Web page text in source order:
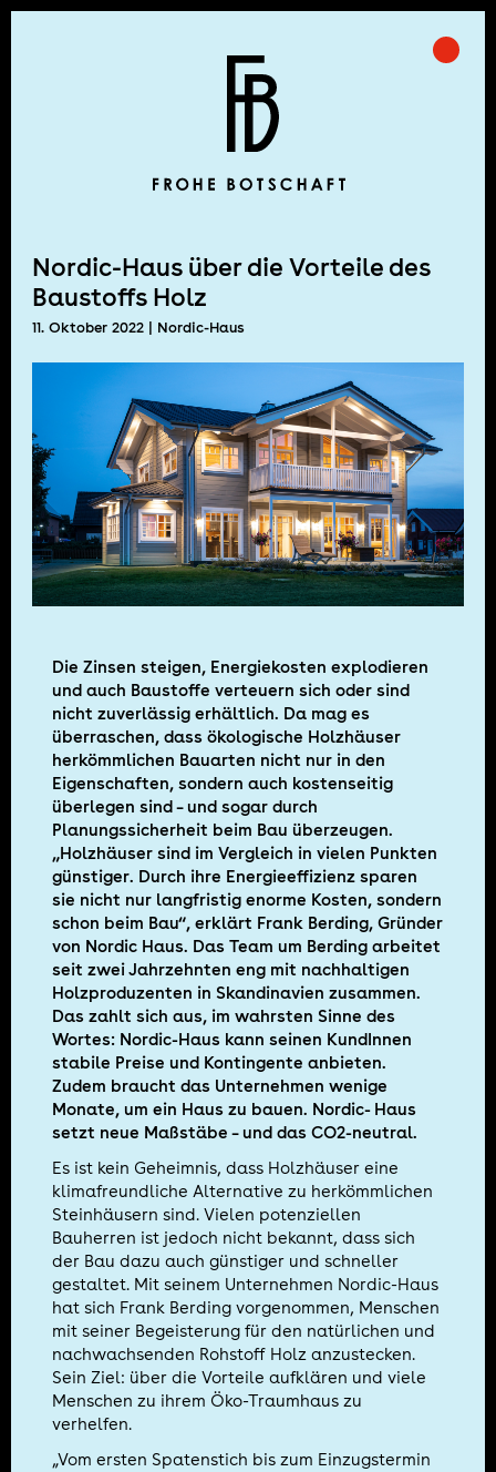
Frohe Botschaft
Nordic-Haus über die Vorteile des
Baustoffs Holz
11. Oktober 2022| Nordic-Haus
Die Zinsen steigen, Energiekosten explodieren
und auch Baustoffe verteuern sich oder sind
nicht zuverlässig erhältlich. Da mag es
überraschen, dass ökologische Holzhäuser
herkömmlichen Bauarten nicht nur in den
Eigenschaften, sondern auch kostenseitig
überlegen sind – und sogar durch
Planungssicherheit beim Bau überzeugen.
„Holzhäuser sind im Vergleich in vielen Punkten
günstiger. Durch ihre Energieeffizienz sparen
sie nicht nur langfristig enorme Kosten, sondern
schon beim Bau“, erklärt Frank Berding, Gründer
von Nordic Haus. Das Team um Berding arbeitet
seit zwei Jahrzehnten eng mit nachhaltigen
Holzproduzenten in Skandinavien zusammen.
Das zahlt sich aus, im wahrsten Sinne des
Wortes: Nordic-Haus kann seinen KundInnen
stabile Preise und Kontingente anbieten.
Zudem braucht das Unternehmen wenige
Monate, um ein Haus zu bauen. Nordic- Haus
setzt neue Maßstäbe – und das CO2-neutral.
Es ist kein Geheimnis, dass Holzhäuser eine
klimafreundliche Alternative zu herkömmlichen
Steinhäusern sind. Vielen potenziellen
Bauherren ist jedoch nicht bekannt, dass sich
der Bau dazu auch günstiger und schneller
gestaltet. Mit seinem Unternehmen Nordic-Haus
hat sich Frank Berding vorgenommen, Menschen
mit seiner Begeisterung für den natürlichen und
nachwachsenden Rohstoff Holz anzustecken.
Sein Ziel: über die Vorteile aufklären und viele
Menschen zu ihrem Öko-Traumhaus zu
verhelfen.
„Vom ersten Spatenstich bis zum Einzugstermin